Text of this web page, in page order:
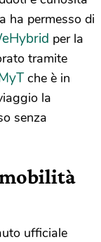
ha permesso di
per la
tramite
che è in
la
senza
ufficiale